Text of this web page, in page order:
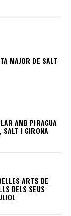
MAJOR DE SALT
AMB PIRAGUA
SALT I GIRONA
ARTS DE
DELS SEUS